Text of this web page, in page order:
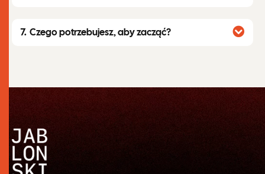
Czego potrzebujesz, aby zacząć?